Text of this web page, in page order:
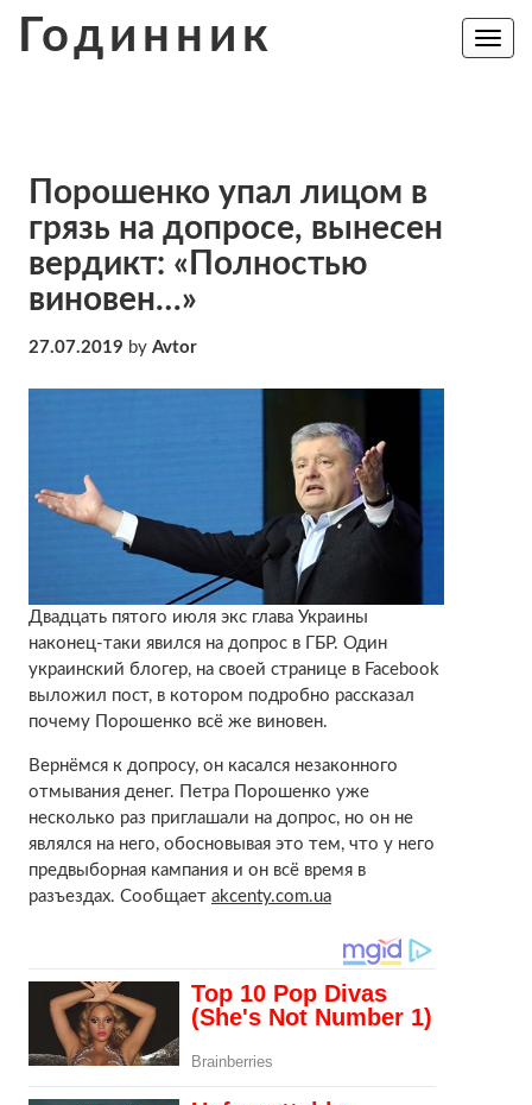
Годинник
Toggle
Порошенко упал лицом в
грязь на допросе, вынесен
вердикт: «Полностью
виновен…»
27.07.2019 by Avtor
Двадцать пятого июля экс глава Украины
наконец-таки явился на допрос в ГБР. Один
украинский блогер, на своей странице в Facebook
выложил пост, в котором подробно рассказал
почему Порошенко всё же виновен.
Вернёмся к допросу, он касался незаконного
отмывания денег. Петра Порошенко уже
несколько раз приглашали на допрос, но он не
являлся на него, обосновывая это тем, что у него
предвыборная кампания и он всё время в
разъездах. Сообщает akcenty.com.ua